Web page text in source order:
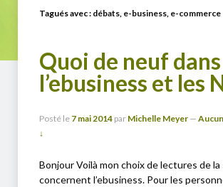
Tagués avec : débats e-business e-commerce
Quoi de neuf dans
l’ebusiness et les
Posté le 7 mai 2014 par Michelle Meyer —
↓
Bonjour Voilà mon choix de lectures de la
concernent l’ebusiness. Pour les